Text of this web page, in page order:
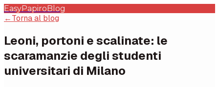
EasyPapiroBlog
←Torna al blog
Leoni, portoni e scalinate: le
scaramanzie degli studenti
universitari di Milano